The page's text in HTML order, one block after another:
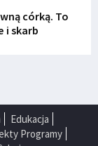
córką. To
i skarb
Edukacja
Programy